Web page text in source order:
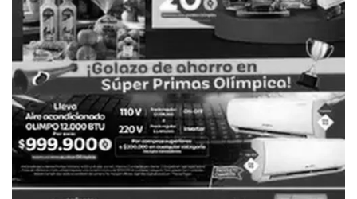
PUBLICIDAD